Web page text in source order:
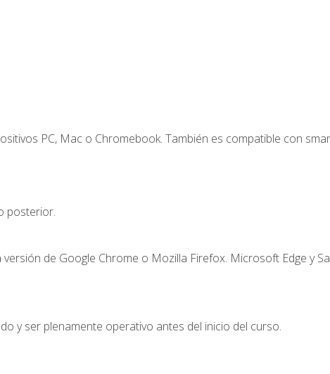
PC, Mac o Chromebook. También es compatible con
posterior.
de Google Chrome o Mozilla Firefox. Microsoft Edge y
y ser plenamente operativo antes del inicio del curso.